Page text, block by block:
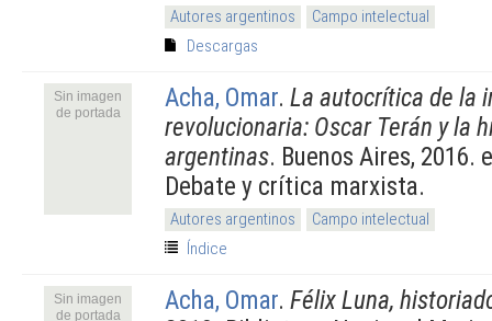
Autores argentinos
Campo intelectual
Descargas
Sin imagen
de portada
Acha, Omar. La autocrítica de la
revolucionaria: Oscar Terán y la
argentinas. Buenos Aires, 2016.
Debate y crítica marxista.
Autores argentinos
Campo intelectual
Índice
Sin imagen
de portada
Acha, Omar. Félix Luna,